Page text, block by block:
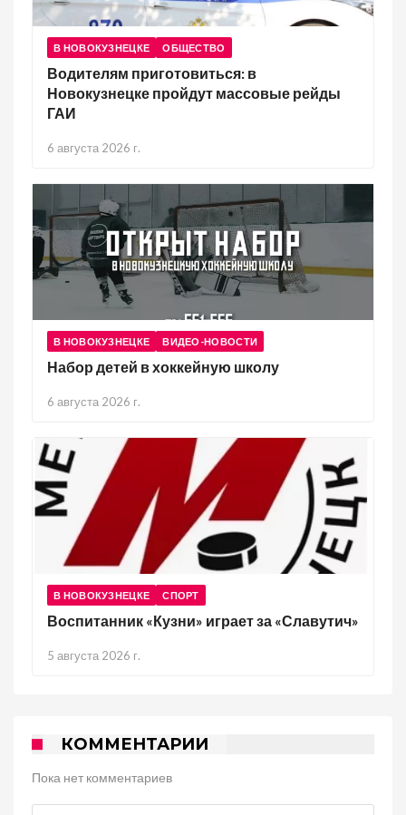
В НОВОКУЗНЕЦКЕ ОБЩЕСТВО
Водителям приготовиться: в
Новокузнецке пройдут массовые рейды
ГАИ
6 августа 2026 г.
В НОВОКУЗНЕЦКЕ ВИДЕО-НОВОСТИ
Набор детей в хоккейную школу
6 августа 2026 г.
В НОВОКУЗНЕЦКЕ СПОРТ
Воспитанник «Кузни» играет за «Славутич»
5 августа 2026 г.
КОММЕНТАРИИ
Пока нет комментариев